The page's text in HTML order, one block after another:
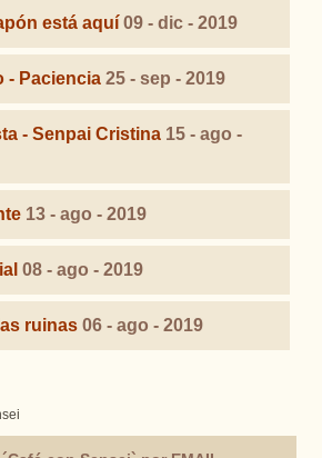
está aquí 09 - dic - 2019
- Paciencia 25 - sep - 2019
- Senpai Cristina 15 - ago -
13 - ago - 2019
08 - ago - 2019
ruinas 06 - ago - 2019